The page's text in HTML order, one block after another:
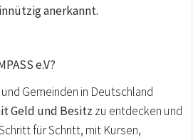
anerkannt.
e.V?
Gemeinden in Deutschland
Geld und Besitz zu entdecken und
für Schritt, mit Kursen,